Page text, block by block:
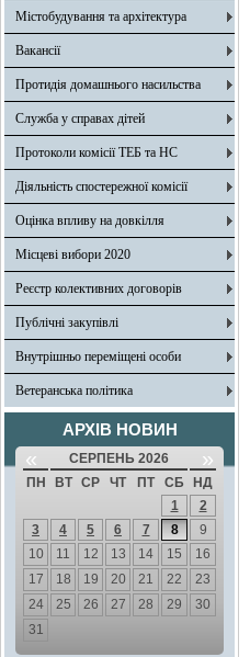
Містобудування та архітектура
Вакансії
Протидія домашнього насильства
Служба у справах дітей
Протоколи комісії ТЕБ та НС
Діяльність спостережної комісії
Оцінка впливу на довкілля
Місцеві вибори 2020
Реєстр колективних договорів
Публічні закупівлі
Внутрішньо переміщені особи
Ветеранська політика
АРХІВ НОВИН
« СЕРПЕНЬ 2026 »
ПН ВТ СР ЧТ ПТ СБ
НД
1
2
3
4 5 6 7 8
9
10
11 12 13 14 15
16
17
18 19 20 21 22
23
24
25 26 27 28 29
30
31